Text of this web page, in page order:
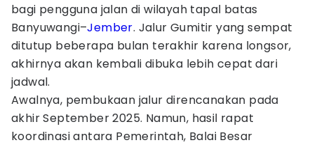
bagi pengguna jalan di wilayah tapal batas
Banyuwangi–Jember. Jalur Gumitir yang sempat
ditutup beberapa bulan terakhir karena longsor,
akhirnya akan kembali dibuka lebih cepat dari
jadwal.
Awalnya, pembukaan jalur direncanakan pada
akhir September 2025. Namun, hasil rapat
koordinasi antara Pemerintah, Balai Besar